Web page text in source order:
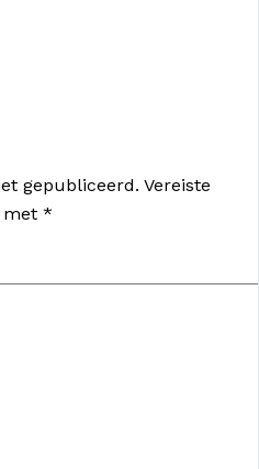
gepubliceerd. Vereiste
met *